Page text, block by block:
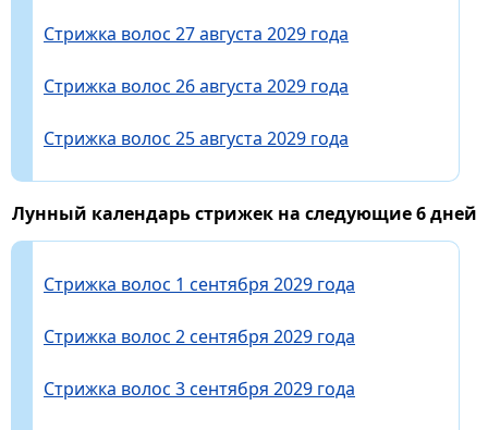
Стрижка волос 27 августа 2029 года
Стрижка волос 26 августа 2029 года
Стрижка волос 25 августа 2029 года
Лунный календарь стрижек на следующие 6 дней
Стрижка волос 1 сентября 2029 года
Стрижка волос 2 сентября 2029 года
Стрижка волос 3 сентября 2029 года